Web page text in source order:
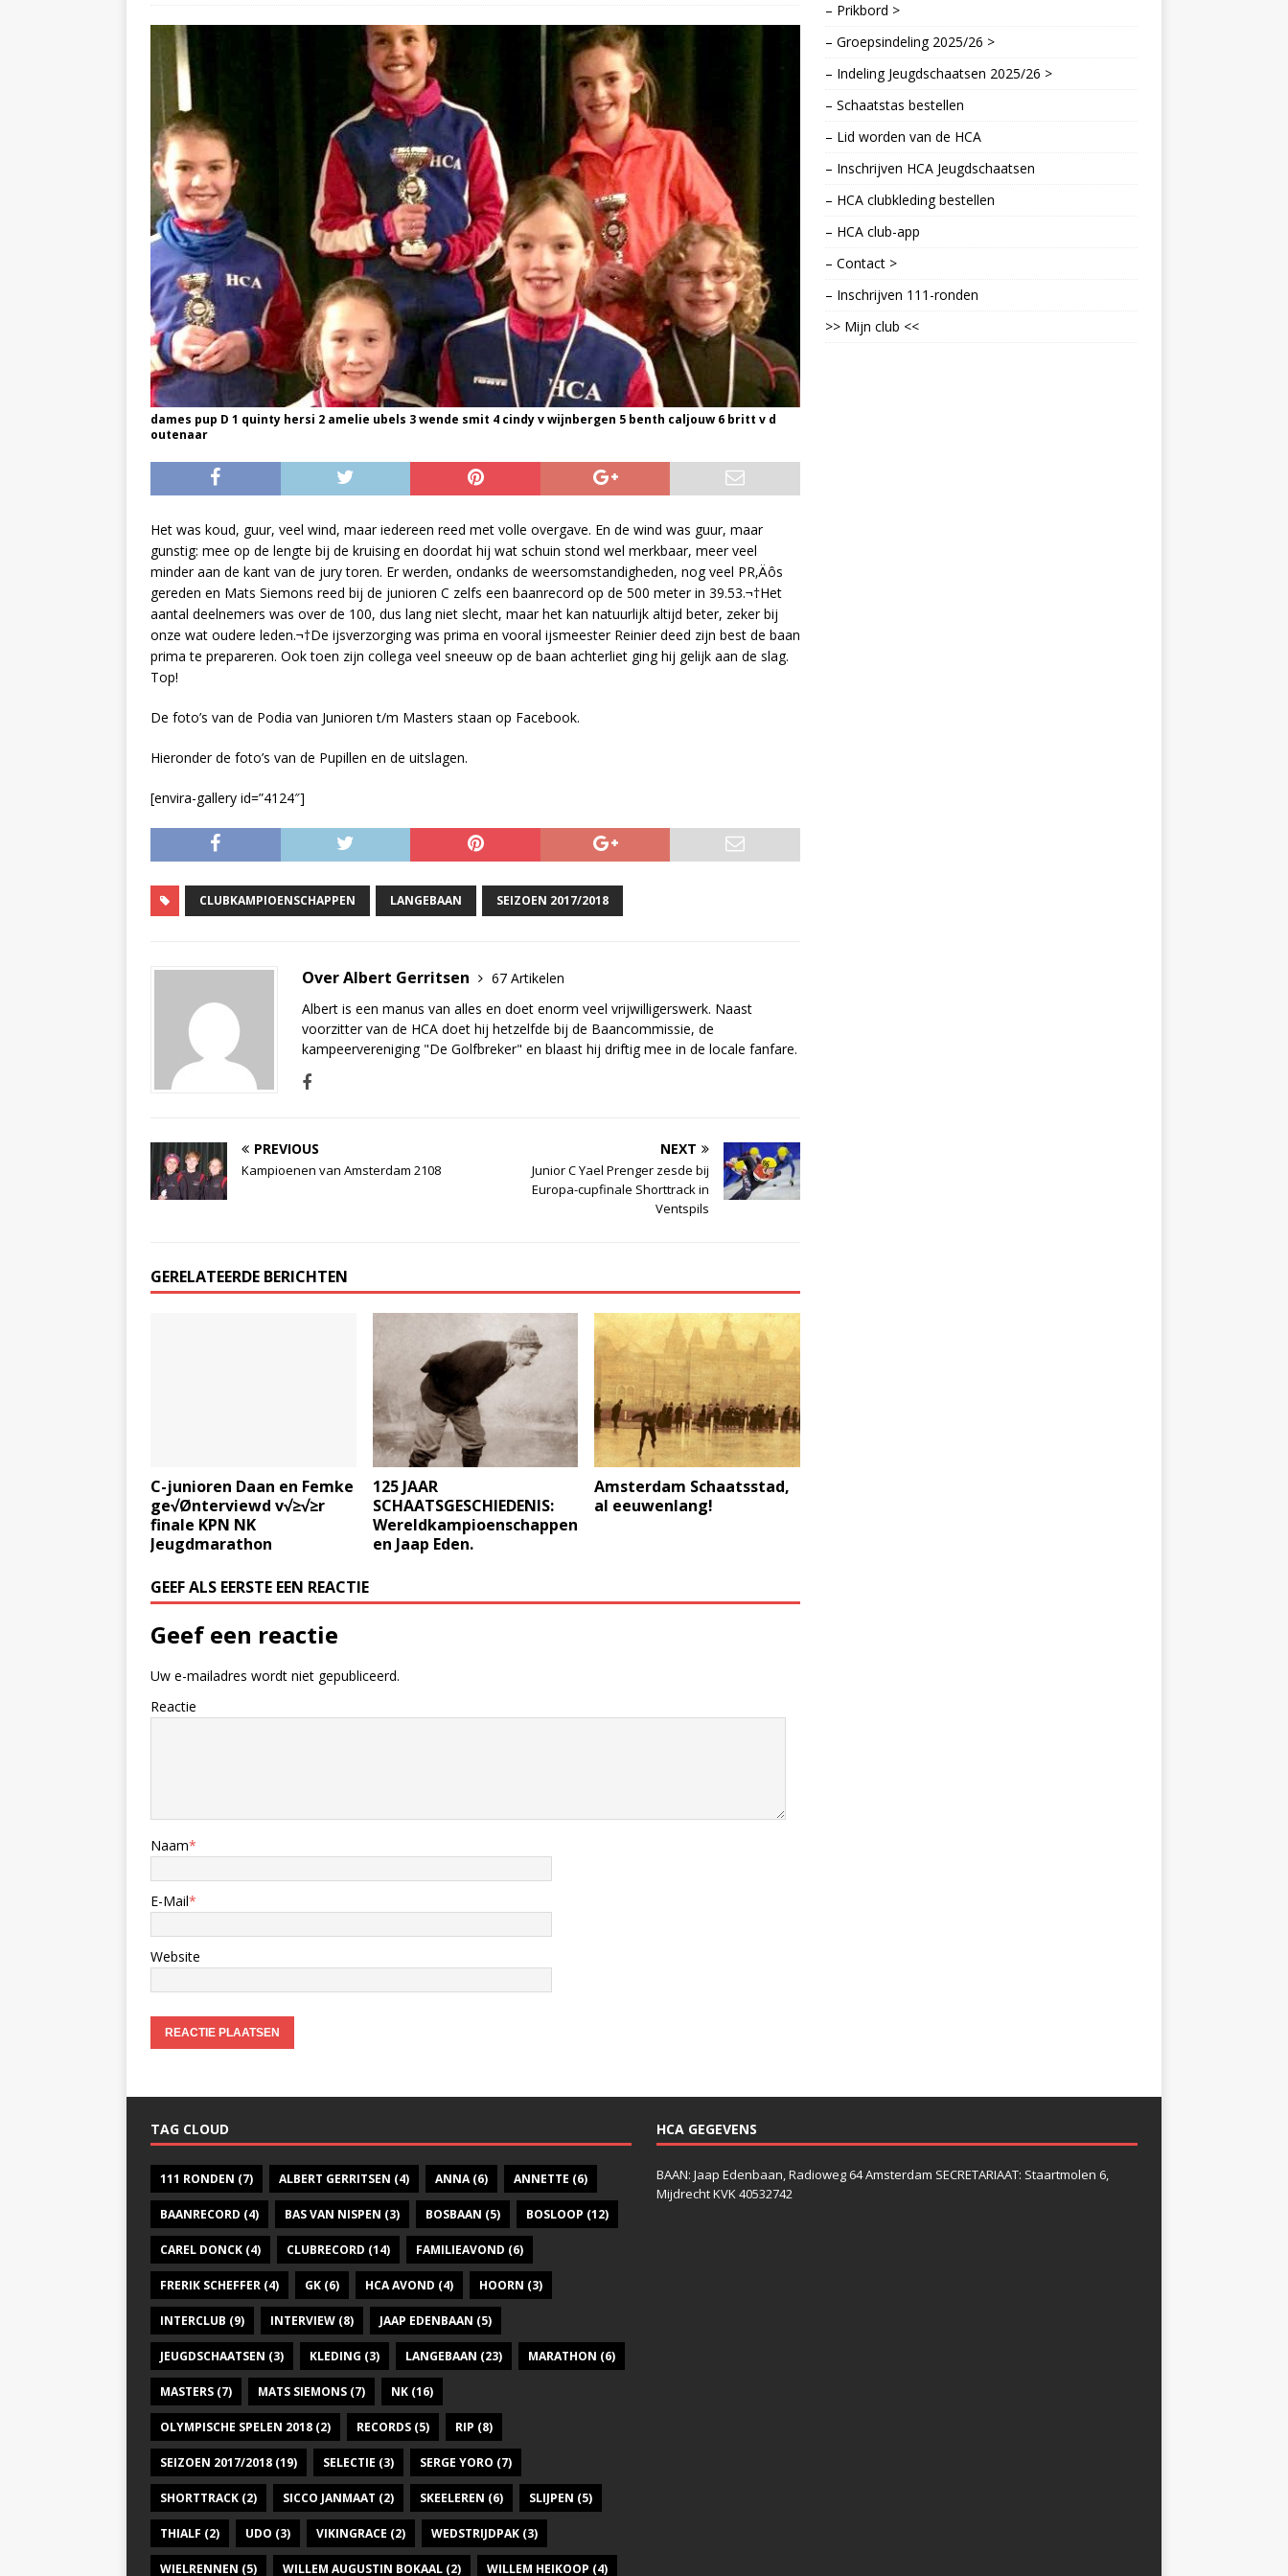
dames pup D 1 quinty hersi 2 amelie ubels 3 wende smit 4 cindy v wijnbergen 5 benth caljouw 6 britt v d
outenaar
Het was koud, guur, veel wind, maar iedereen reed met volle overgave. En de wind was guur, maar
gunstig: mee op de lengte bij de kruising en doordat hij wat schuin stond wel merkbaar, meer veel
minder aan de kant van de jury toren. Er werden, ondanks de weersomstandigheden, nog veel PR‚Äôs
gereden en Mats Siemons reed bij de junioren C zelfs een baanrecord op de 500 meter in 39.53.¬†Het
aantal deelnemers was over de 100, dus lang niet slecht, maar het kan natuurlijk altijd beter, zeker bij
onze wat oudere leden.¬†De ijsverzorging was prima en vooral ijsmeester Reinier deed zijn best de baan
prima te prepareren. Ook toen zijn collega veel sneeuw op de baan achterliet ging hij gelijk aan de slag.
Top!
De foto’s van de Podia van Junioren t/m Masters staan op Facebook.
Hieronder de foto’s van de Pupillen en de uitslagen.
[envira-gallery id=”4124″]
CLUBKAMPIOENSCHAPPEN LANGEBAAN SEIZOEN 2017/2018
Over Albert Gerritsen
67 Artikelen
Albert is een manus van alles en doet enorm veel vrijwilligerswerk. Naast
voorzitter van de HCA doet hij hetzelfde bij de Baancommissie, de
kampeervereniging "De Golfbreker" en blaast hij driftig mee in de locale fanfare.
PREVIOUS
Kampioenen van Amsterdam 2108
NEXT
Junior C Yael Prenger zesde bij
Europa-cupfinale Shorttrack in
Ventspils
GERELATEERDE BERICHTEN
C-junioren Daan en Femke
ge√Ønterviewd v√≥√≥r
finale KPN NK
Jeugdmarathon
125 JAAR
SCHAATSGESCHIEDENIS:
Wereldkampioenschappen
en Jaap Eden.
Amsterdam Schaatsstad,
al eeuwenlang!
GEEF ALS EERSTE EEN REACTIE
Geef een reactie
Uw e-mailadres wordt niet gepubliceerd.
Reactie
Naam*
E-Mail*
Website
– Prikbord >
– Groepsindeling 2025/26 >
– Indeling Jeugdschaatsen 2025/26 >
– Schaatstas bestellen
– Lid worden van de HCA
– Inschrijven HCA Jeugdschaatsen
– HCA clubkleding bestellen
– HCA club-app
– Contact >
– Inschrijven 111-ronden
>> Mijn club <<
TAG CLOUD
111 RONDEN (7) ALBERT GERRITSEN (4) ANNA(6) ANNETTE (6)
BAANRECORD (4) BAS VAN NISPEN (3) BOSBAAN (5) BOSLOOP (12)
CAREL DONCK (4) CLUBRECORD (14) FAMILIEAVOND (6)
FRERIK SCHEFFER (4) GK (6) HCA AVOND (4) HOORN (3)
INTERCLUB (9) INTERVIEW (8) JAAP EDENBAAN (5)
JEUGDSCHAATSEN (3) KLEDING (3) LANGEBAAN (23) MARATHON (6)
MASTERS (7) MATS SIEMONS (7) NK (16)
OLYMPISCHE SPELEN 2018 (2) RECORDS (5) RIP (8)
SEIZOEN 2017/2018 (19) SELECTIE (3) SERGE YORO (7)
SHORTTRACK (2) SICCO JANMAAT (2) SKEELEREN (6) SLIJPEN (5)
THIALF (2) UDO (3) VIKINGRACE (2) WEDSTRIJDPAK (3)
WIELRENNEN (5) WILLEM AUGUSTIN BOKAAL (2) WILLEM HEIKOOP (4)
HCA GEGEVENS
BAAN: Jaap Edenbaan, Radioweg 64 Amsterdam SECRETARIAAT: Staartmolen 6,
Mijdrecht KVK 40532742